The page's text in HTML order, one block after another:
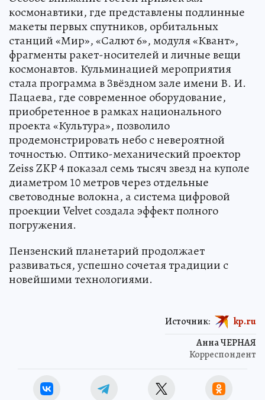
космонавтики, где представлены подлинные
макеты первых спутников, орбитальных
станций «Мир», «Салют 6», модуля «Квант»,
фрагменты ракет-носителей и личные вещи
космонавтов. Кульминацией мероприятия
стала программа в Звёздном зале имени В. И.
Пацаева, где современное оборудование,
приобретенное в рамках национального
проекта «Культура», позволило
продемонстрировать небо с невероятной
точностью. Оптико-механический проектор
Zeiss ZKP 4 показал семь тысяч звезд на куполе
диаметром 10 метров через отдельные
световодные волокна, а система цифровой
проекции Velvet создала эффект полного
погружения.
Пензенский планетарий продолжает
развиваться, успешно сочетая традиции с
новейшими технологиями.
Анна ЧЕРНАЯ
Корреспондент
Источник: kp.ru